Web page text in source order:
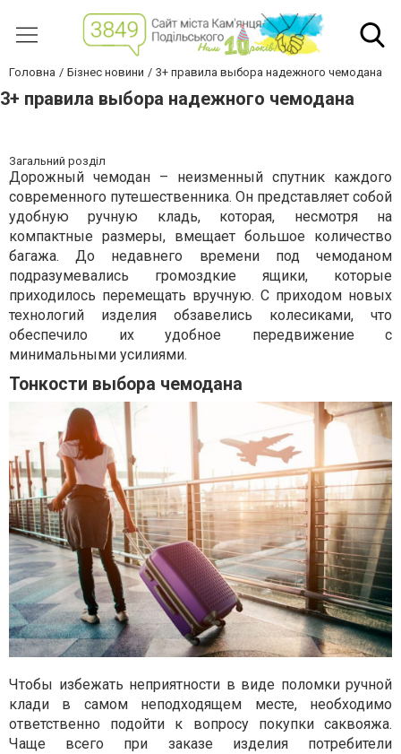
Головна Бізнес новини 3+ правила выбора надежного чемодана
3+ правила выбора надежного чемодана
Загальний розділ
Дорожный чемодан – неизменный спутник каждого
современного путешественника. Он представляет собой
удобную ручную кладь, которая, несмотря на
компактные размеры, вмещает большое количество
багажа. До недавнего времени под чемоданом
подразумевались громоздкие ящики, которые
приходилось перемещать вручную. С приходом новых
технологий изделия обзавелись колесиками, что
обеспечило их удобное передвижение с
минимальными усилиями.
Тонкости выбора чемодана
Чтобы избежать неприятности в виде поломки ручной
клади в самом неподходящем месте, необходимо
ответственно подойти к вопросу покупки саквояжа.
Чаще всего при заказе изделия потребители